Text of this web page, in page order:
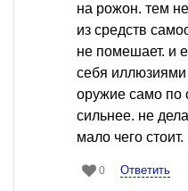
на рожон. тем
из средств
не помешает. и
себя иллюзиями
оружие само по
сильнее. не
мало чего стоит.
0 Ответить